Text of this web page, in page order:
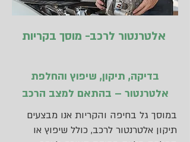
אלטרנטור לרכב- מוסך בקריות
בדיקה, תיקון, שיפוץ והחלפת
אלטרנטור – בהתאם למצב הרכב
במוסך גל בחיפה והקריות אנו מבצעים
תיקון אלטרנטור לרכב, כולל שיפוץ או